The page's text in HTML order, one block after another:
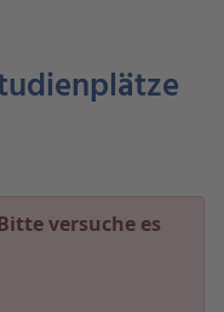
versuche es